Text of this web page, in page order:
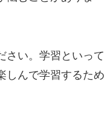
さい。学習といって
しんで学習するため